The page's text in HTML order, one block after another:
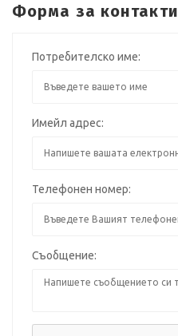
Форма за контакти
Потребителско име:
Имейл адрес:
Телефонен номер:
Съобщение: